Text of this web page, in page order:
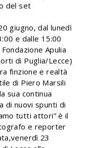
del set
giugno, dal lunedì
e dalle 15:00
Apulia
di Puglia/Lecce)
finzione e realtà
di Piero Marsili
sua continua
di nuovi spunti di
tutti attori” è il
e reporter
23